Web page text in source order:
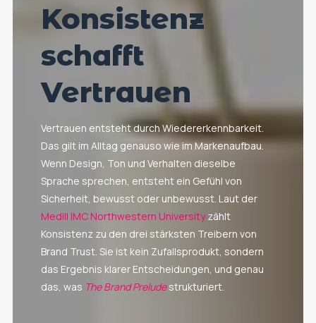
Konsistenz
schafft
Vertrauen
Vertrauen entsteht durch Wiedererkennbarkeit.
Das gilt im Alltag genauso wie im Markenaufbau.
Wenn Design, Ton und Verhalten dieselbe
Sprache sprechen, entsteht ein Gefühl von
Sicherheit, bewusst oder unbewusst. Laut der
Medill IMC Northwestern Universityzählt
Konsistenz zu den drei stärksten Treibern von
Brand Trust. Sie ist kein Zufallsprodukt, sondern
das Ergebnis klarer Entscheidungen, und genau
das, was The Brand Preludestrukturiert.